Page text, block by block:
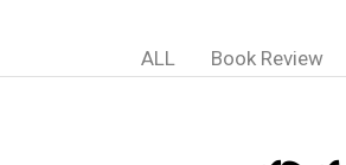
ALL Book Review